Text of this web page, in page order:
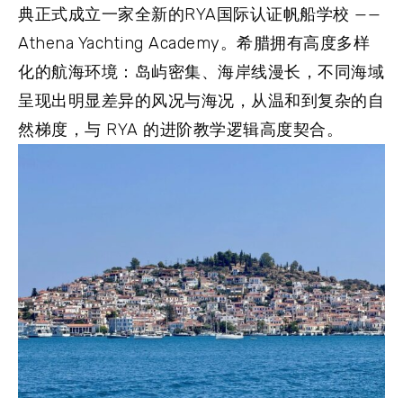
典正式成立一家全新的RYA国际认证帆船学校 ——
Athena Yachting Academy。希腊拥有高度多样
化的航海环境：岛屿密集、海岸线漫长，不同海域
呈现出明显差异的风况与海况，从温和到复杂的自
然梯度，与 RYA 的进阶教学逻辑高度契合。